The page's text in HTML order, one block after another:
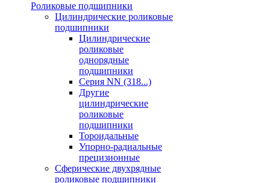
Роликовые подшипники
Цилиндрические роликовые
подшипники
Цилиндрические
роликовые
однорядные
подшипники
Серия NN (318...)
Другие
цилиндрические
роликовые
подшипники
Тороидальные
Упорно-радиальные
прецизионные
Сферические двухрядные
роликовые подшипники